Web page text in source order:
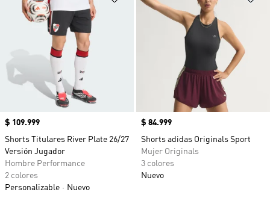
Precio
$ 109.999
Shorts Titulares River Plate 26/27
Versión Jugador
Hombre Performance
2 colores
Personalizable
Nuevo
Precio
$ 84.999
Shorts adidas Originals Sport
Mujer Originals
3 colores
Nuevo